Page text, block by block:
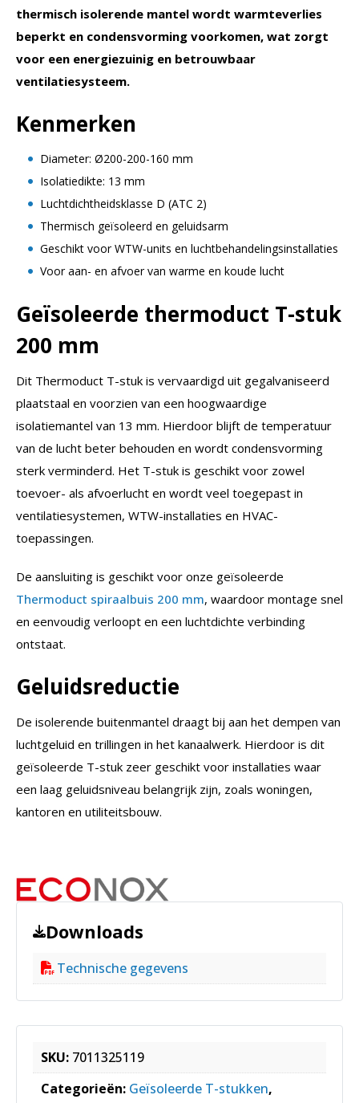
thermisch isolerende mantel wordt warmteverlies
beperkt en condensvorming voorkomen, wat zorgt
voor een energiezuinig en betrouwbaar
ventilatiesysteem.
Kenmerken
Diameter: Ø200-200-160 mm
Isolatiedikte: 13 mm
Luchtdichtheidsklasse D (ATC 2)
Thermisch geïsoleerd en geluidsarm
Geschikt voor WTW-units en luchtbehandelingsinstallaties
Voor aan- en afvoer van warme en koude lucht
Geïsoleerde thermoduct T-stuk
200 mm
Dit Thermoduct T-stuk is vervaardigd uit gegalvaniseerd
plaatstaal en voorzien van een hoogwaardige
isolatiemantel van 13 mm. Hierdoor blijft de temperatuur
van de lucht beter behouden en wordt condensvorming
sterk verminderd. Het T-stuk is geschikt voor zowel
toevoer- als afvoerlucht en wordt veel toegepast in
ventilatiesystemen, WTW-installaties en HVAC-
toepassingen.
De aansluiting is geschikt voor onze geïsoleerde
Thermoduct spiraalbuis 200 mm, waardoor montage snel
en eenvoudig verloopt en een luchtdichte verbinding
ontstaat.
Geluidsreductie
De isolerende buitenmantel draagt bij aan het dempen van
luchtgeluid en trillingen in het kanaalwerk. Hierdoor is dit
geïsoleerde T-stuk zeer geschikt voor installaties waar
een laag geluidsniveau belangrijk zijn, zoals woningen,
kantoren en utiliteitsbouw.
Downloads
Technische gegevens
SKU: 7011325119
Categorieën: Geïsoleerde T-stukken,